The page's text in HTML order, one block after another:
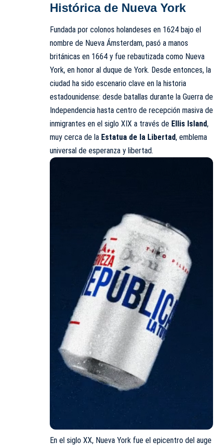
Histórica de Nueva York
Fundada por colonos holandeses en 1624 bajo el
nombre de Nueva Ámsterdam, pasó a manos
británicas en 1664 y fue rebautizada como Nueva
York, en honor al duque de York. Desde entonces, la
ciudad ha sido escenario clave en la historia
estadounidense: desde batallas durante la Guerra de
Independencia hasta centro de recepción masiva de
inmigrantes en el siglo XIX a través de Ellis Island,
muy cerca de la Estatua de la Libertad, emblema
universal de esperanza y libertad.
En el siglo XX, Nueva York fue el epicentro del auge